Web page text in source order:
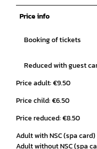
Price info
Booking of tickets
Reduced with guest
Price adult: €9.50
Price child: €6.50
Price reduced: €8.50
Adult with NSC (spa
Adult without NSC (spa